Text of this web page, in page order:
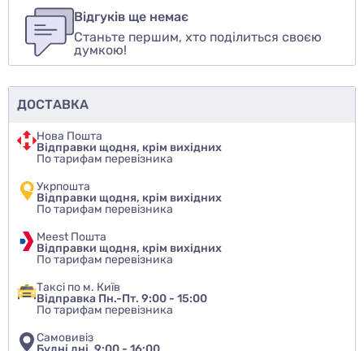
авторизуйтесьили войдите
Оцінити товар
Відгуків ще немає
Станьте першим, хто поділиться своєю
думкою!
ДОСТАВКА
Нова Пошта
Відправки щодня, крім вихідних
По тарифам перевізника
Укрпошта
Відправки щодня, крім вихідних
По тарифам перевізника
Meest Пошта
Відправки щодня, крім вихідних
По тарифам перевізника
Таксі по м. Київ
Відправка Пн.-Пт. 9:00 - 15:00
По тарифам перевізника
Самовивіз